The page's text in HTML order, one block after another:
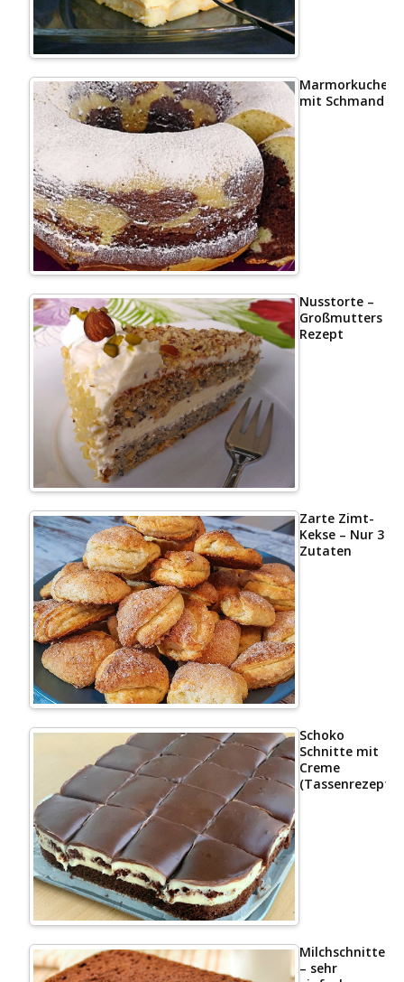
Marmorkuchen
mit Schmand
Nusstorte –
Großmutters
Rezept
Zarte Zimt-
Kekse – Nur 3
Zutaten
Schoko
Schnitte mit
Creme
(Tassenrezept)
– sehr